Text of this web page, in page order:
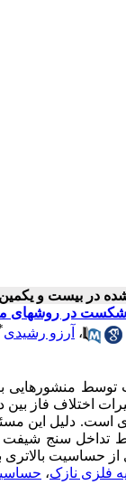
در روشهای
، آرزو رشیدی
منشورهایی با
است. دلیل
تداخل سنج
بالاتری
فلزی نازک،